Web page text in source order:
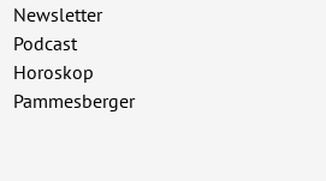
Newsletter
Podcast
Horoskop
Pammesberger